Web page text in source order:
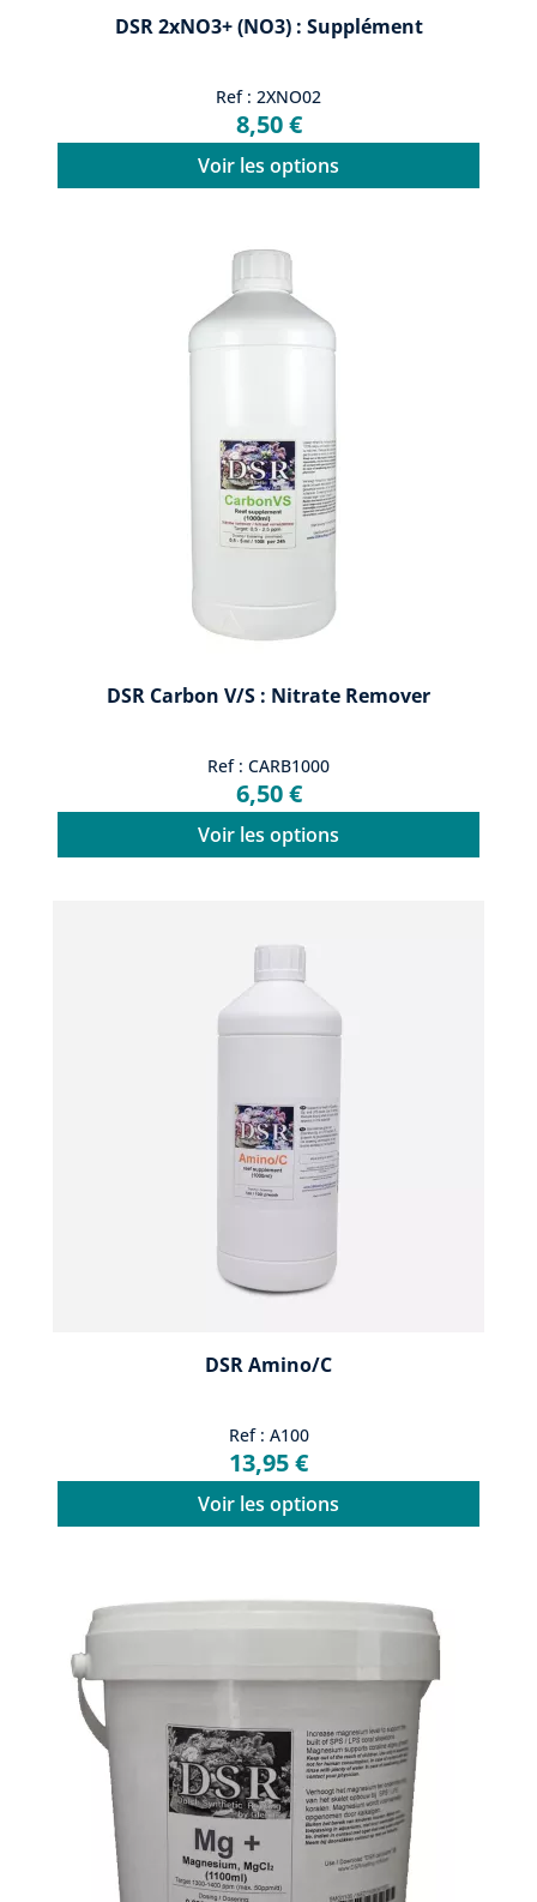
DSR 2xNO3+ (NO3) : Supplément
Ref : 2XNO02
8,50 €
Voir les options
DSR Carbon V/s : Nitrate Remover
Ref : CARB1000
6,50 €
Voir les options
DSR Amino/C
Ref : A100
13,95 €
Voir les options